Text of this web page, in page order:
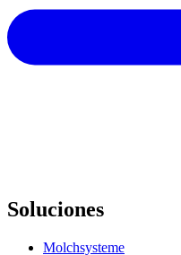
Soluciones
Molchsysteme